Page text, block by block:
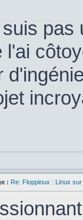
pas
l'ai
: Re: Floppinux : Linux